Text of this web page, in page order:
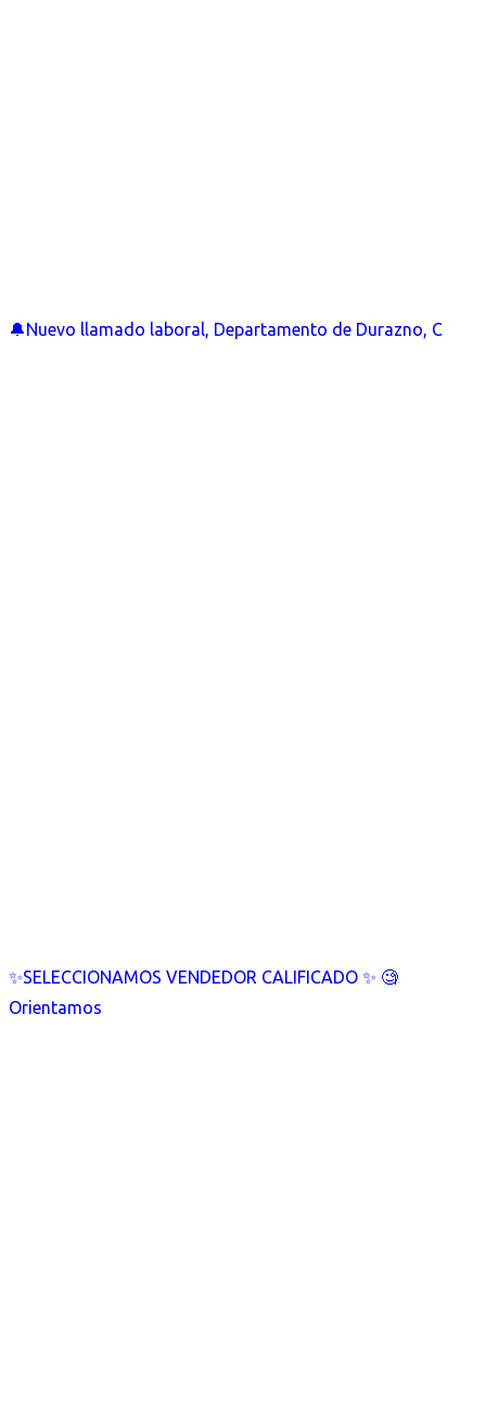
🔔Nuevo llamado laboral, Departamento de Durazno, C
✨SELECCIONAMOS VENDEDOR CALIFICADO ✨ 🧐
Orientamos